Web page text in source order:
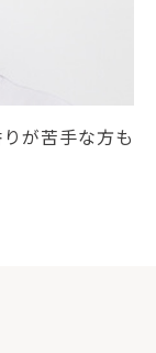
が苦手な方も